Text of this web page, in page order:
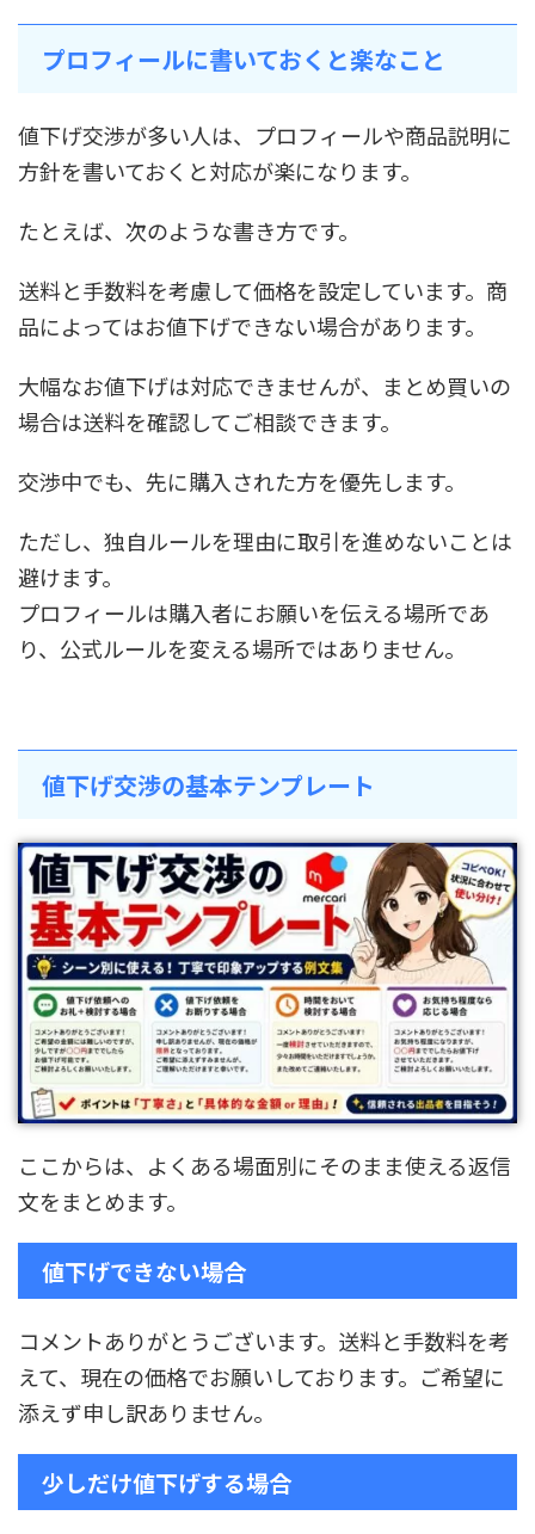
プロフィールに書いておくと楽なこと
値下げ交渉が多い人は、プロフィールや商品説明に
方針を書いておくと対応が楽になります。
たとえば、次のような書き方です。
送料と手数料を考慮して価格を設定しています。商
品によってはお値下げできない場合があります。
大幅なお値下げは対応できませんが、まとめ買いの
場合は送料を確認してご相談できます。
交渉中でも、先に購入された方を優先します。
ただし、独自ルールを理由に取引を進めないことは
避けます。
プロフィールは購入者にお願いを伝える場所であ
り、公式ルールを変える場所ではありません。
値下げ交渉の基本テンプレート
ここからは、よくある場面別にそのまま使える返信
文をまとめます。
値下げできない場合
コメントありがとうございます。送料と手数料を考
えて、現在の価格でお願いしております。ご希望に
添えず申し訳ありません。
少しだけ値下げする場合